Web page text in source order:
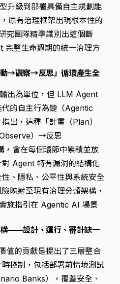
升級到部署具備自主規劃能
原有治理框架出現根本性的
團隊精準識別出這個斷
完整生命週期的統一治理方
→觀察→反思」循環產生全
出為單位，但 LLM Agent
的自主行為鏈（Agentic
出，這種「計畫（Plan）
）→反思
，會在每個環節中累積並放
Agent 特有漏洞的結構化
、隱私、公平性與系統安全
映射至現有治理分類架構，
施指引在 Agentic AI 場景
——設計、運行、審計缺一
值的貢獻是提出了三層整合
控制，包括部署前情境測試
Banks），覆蓋安全、